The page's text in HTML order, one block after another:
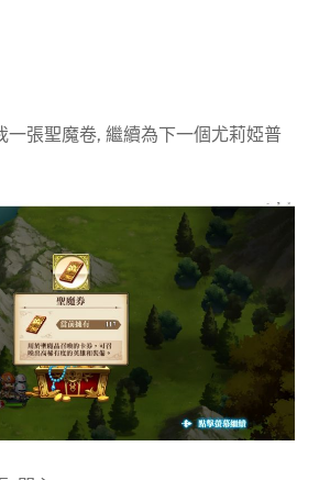
一張聖魔卷, 繼續為下一個尤莉婭普